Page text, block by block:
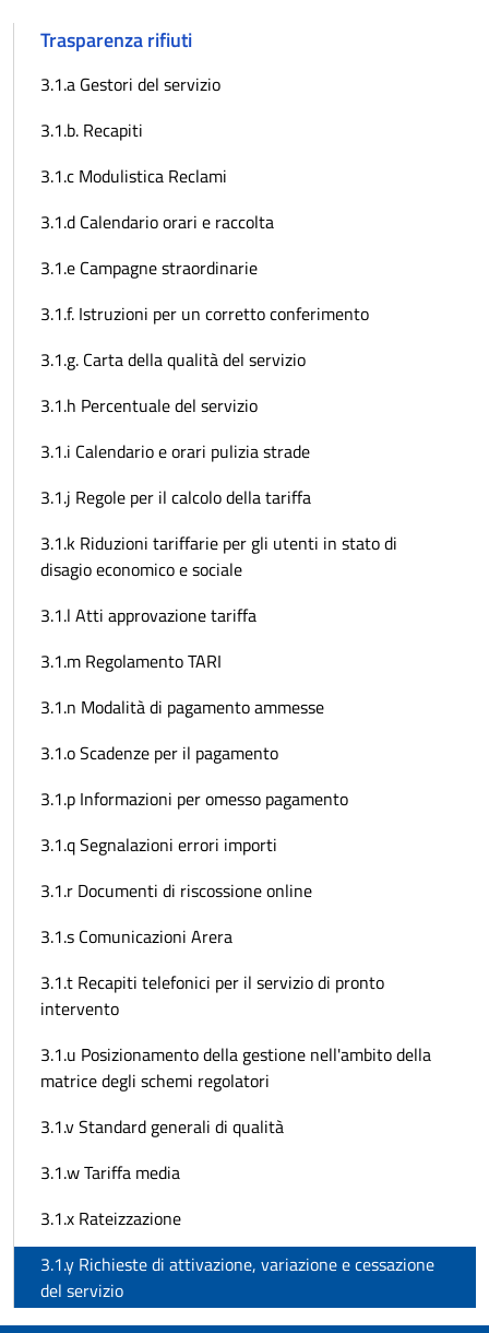
Trasparenza rifiuti
3.1.a Gestori del servizio
3.1.b. Recapiti
3.1.c Modulistica Reclami
3.1.d Calendario orari e raccolta
3.1.e Campagne straordinarie
3.1.f. Istruzioni per un corretto conferimento
3.1.g. Carta della qualità del servizio
3.1.h Percentuale del servizio
3.1.i Calendario e orari pulizia strade
3.1.j Regole per il calcolo della tariffa
3.1.k Riduzioni tariffarie per gli utenti in stato di
disagio economico e sociale
3.1.l Atti approvazione tariffa
3.1.m Regolamento TARI
3.1.n Modalità di pagamento ammesse
3.1.o Scadenze per il pagamento
3.1.p Informazioni per omesso pagamento
3.1.q Segnalazioni errori importi
3.1.r Documenti di riscossione online
3.1.s Comunicazioni Arera
3.1.t Recapiti telefonici per il servizio di pronto
intervento
3.1.u Posizionamento della gestione nell'ambito della
matrice degli schemi regolatori
3.1.v Standard generali di qualità
3.1.w Tariffa media
3.1.x Rateizzazione
3.1.y Richieste di attivazione, variazione e cessazione
del servizio